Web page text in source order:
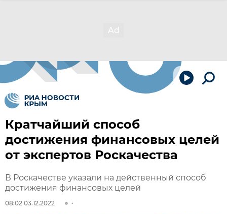
Кратчайший способ
достижения финансовых целей
от экспертов Роскачества
В Роскачестве указали на действенный способ
достижения финансовых целей
08:02 03.12.2022